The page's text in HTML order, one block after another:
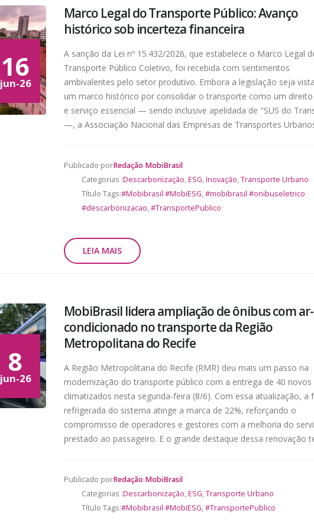
16
jun-26
Marco Legal do Transporte Público: Avanço
histórico sob incerteza financeira
A sanção da Lei nº 15.432/2026, que estabelece o Marco Legal
Transporte Público Coletivo, foi recebida com sentimentos
ambivalentes pelo setor produtivo. Embora a legislação seja
um marco histórico por consolidar o transporte como um direito
e serviço essencial — sendo inclusive apelidada de "SUS do
—, a Associação Nacional das Empresas de Transportes
Publicado porRedação MobiBrasil
Categorias :Descarbonização,ESG,Inovação,Transporte Urbano
Título Tags:#Mobibrasil #MobiESG,#mobibrasil #onibuseletrico
#descarbonizacao,#TransportePublico
LEIA MAIS
8
jun-26
MobiBrasil lidera ampliação de ônibus com ar-
condicionado no transporte da Região
Metropolitana do Recife
A Região Metropolitana do Recife (RMR) deu mais um passo na
modernização do transporte público com a entrega de 40 novos
climatizados nesta segunda-feira (8/6). Com essa atualização, a
refrigerada do sistema atinge a marca de 22%, reforçando o
compromisso de operadores e gestores com a melhoria do
prestado ao passageiro. E o grande destaque dessa renovação
Publicado porRedação MobiBrasil
Categorias :Descarbonização,ESG,Transporte Urbano
Título Tags:#Mobibrasil #MobiESG,#TransportePublico